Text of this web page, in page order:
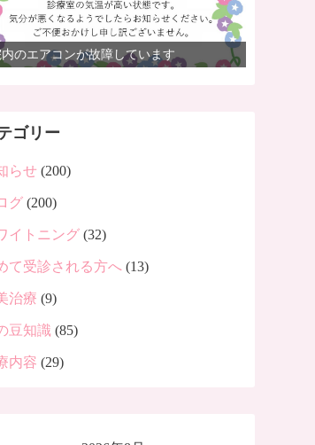
のエアコンが故障しています
ゴリー
らせ (200)
グ (200)
イトニング (32)
て受診される方へ (13)
治療 (9)
豆知識 (85)
内容 (29)